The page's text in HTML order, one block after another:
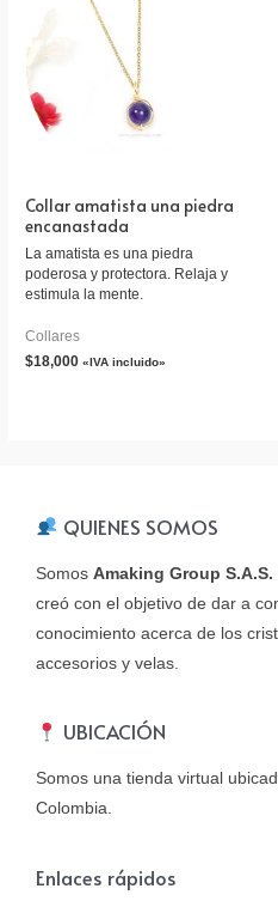
Collar amatista una piedra
encanastada
La amatista es una piedra
poderosa y protectora. Relaja y
estimula la mente.
Collares
$18,000 «IVA incluido»
QUIENES SOMOS
Somos Amaking Group S.A.S.
creó con el objetivo de dar a
conocimiento acerca de los
accesorios y velas.
UBICACIÓN
Somos una tienda virtual
Colombia.
Enlaces rápidos